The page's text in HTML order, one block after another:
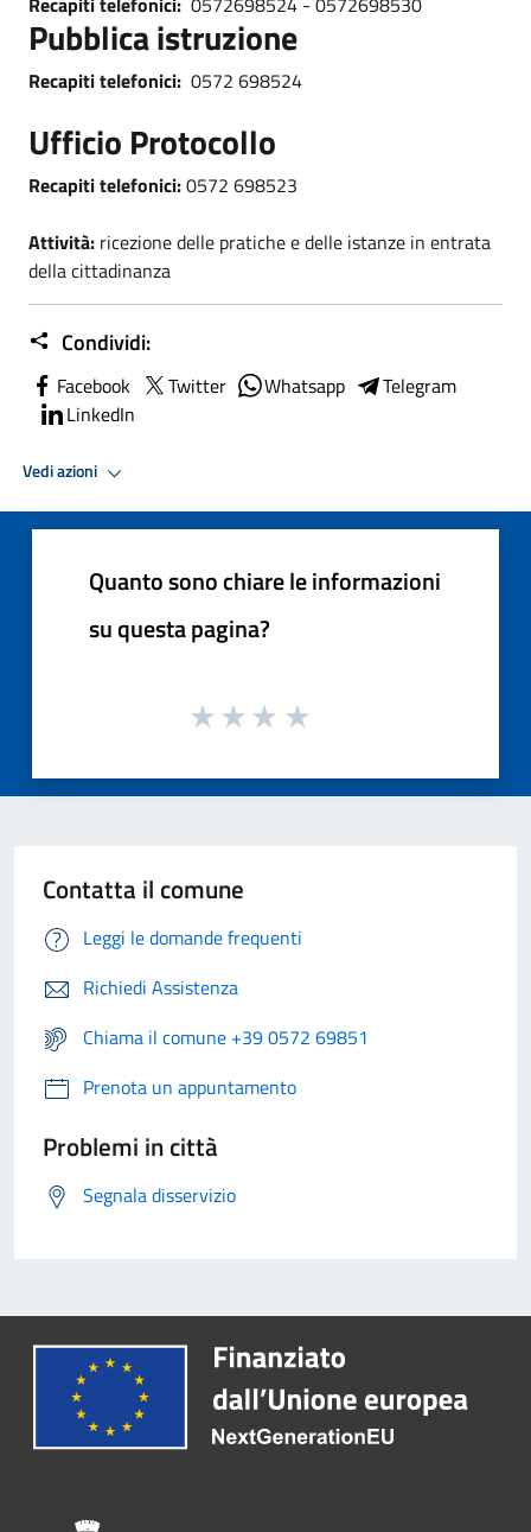
Pubblica istruzione
Recapiti telefonici: 0572 698524
Ufficio Protocollo
Recapiti telefonici:0572 698523
Attività: ricezione delle pratiche e delle istanze in entrata
della cittadinanza
Condividi:
Facebook Twitter Whatsapp
Telegram
LinkedIn
Vedi azioni
Quanto sono chiare le informazioni
su questa pagina?
Contatta il comune
Leggi le domande frequenti
Richiedi Assistenza
Chiama il comune +39 0572 69851
Prenota un appuntamento
Problemi in città
Segnala disservizio